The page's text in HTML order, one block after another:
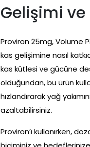
Gelişimi
Proviron 25mg, Volume
kas gelişimine nasıl
kas kütlesi ve gücüne
olduğundan, bu ürün
hızlandırarak yağ
azaltabilirsiniz.
Proviron’ı kullanırken,